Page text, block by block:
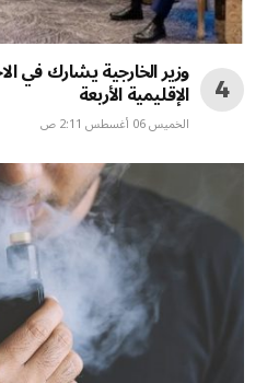
وزير الخارجية يشارك في
الإقليمية الأربعة
الخميس 06 أغسطس 2:11 ص